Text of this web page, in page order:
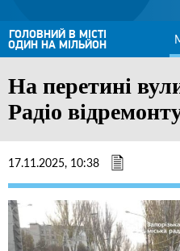
ГОЛОВНИЙ В МІСТІ
ОДИН НА МІЛЬЙОН
На перетині
Радіо
17.11.2025, 10:38